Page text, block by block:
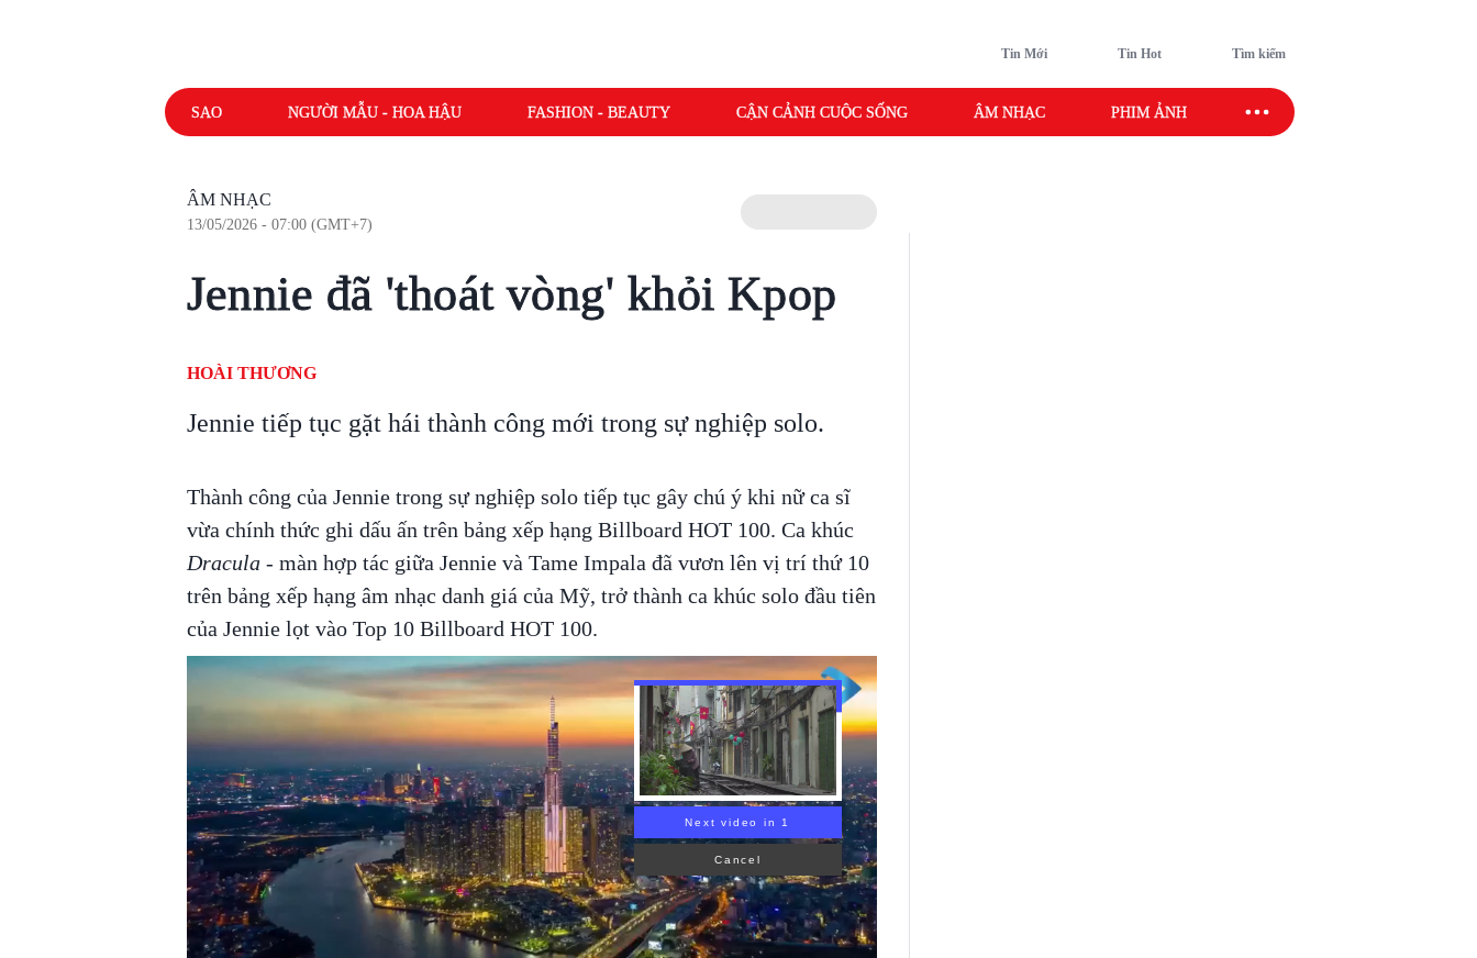
Tin Mới Tin Hot Tìm kiếm
SAO NGƯỜI MẪU - HOA HẬU FASHION - BEAUTY CẬN CẢNH CUỘC SỐNG ÂM NHẠC PHIM ẢNH SAO SPORT
ÂM NHẠC
13/05/2026 - 07:00 (GMT+7)
Jennie đã 'thoát vòng' khỏi Kpop
HOÀI THƯƠNG
Jennie tiếp tục gặt hái thành công mới trong sự nghiệp solo.
Thành công của Jennie trong sự nghiệp solo tiếp tục gây chú ý khi nữ ca sĩ
vừa chính thức ghi dấu ấn trên bảng xếp hạng Billboard HOT 100. Ca khúc
Dracula- màn hợp tác giữa Jennie và Tame Impala đã vươn lên vị trí thứ 10
trên bảng xếp hạng âm nhạc danh giá của Mỹ, trở thành ca khúc solo đầu tiên
của Jennie lọt vào Top 10 Billboard HOT 100.